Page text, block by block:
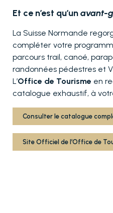
Et ce n’est qu’unavant-
La Suisse Normande
compléter votre
parcours trail, canoé,
randonnées pédestres et
L’Office de Tourisme en
catalogue exhaustif, à
Consulter le catalogue
Site Officiel de l’Office de